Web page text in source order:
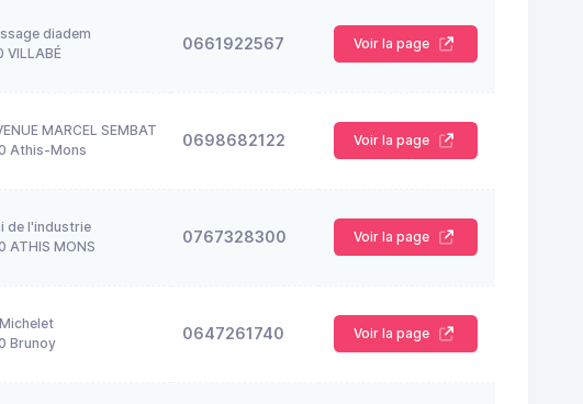
diadem
VILLABÉ
0661922567 Voir la page
MARCEL SEMBAT
Athis-Mons
0698682122 Voir la page
de l'industrie
ATHIS MONS
0767328300 Voir la page
Brunoy
0647261740 Voir la page